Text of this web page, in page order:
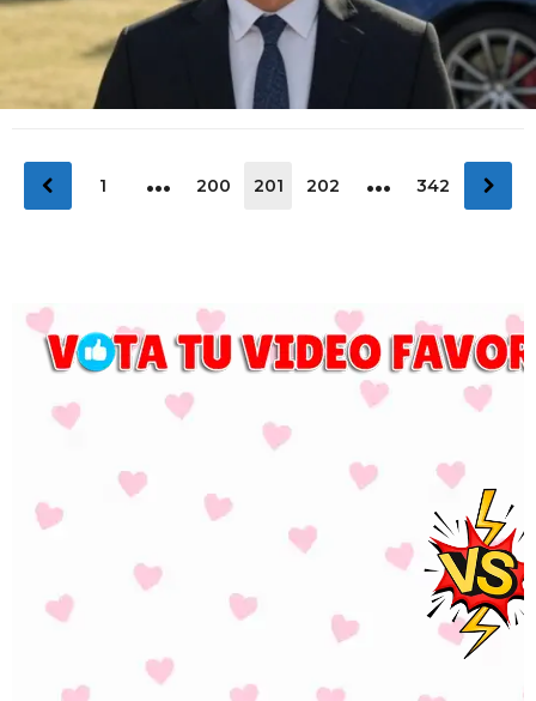
1 … 200 201 202 … 342